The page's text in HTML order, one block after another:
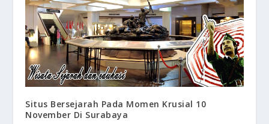
Situs Bersejarah Pada Momen Krusial 10
November Di Surabaya